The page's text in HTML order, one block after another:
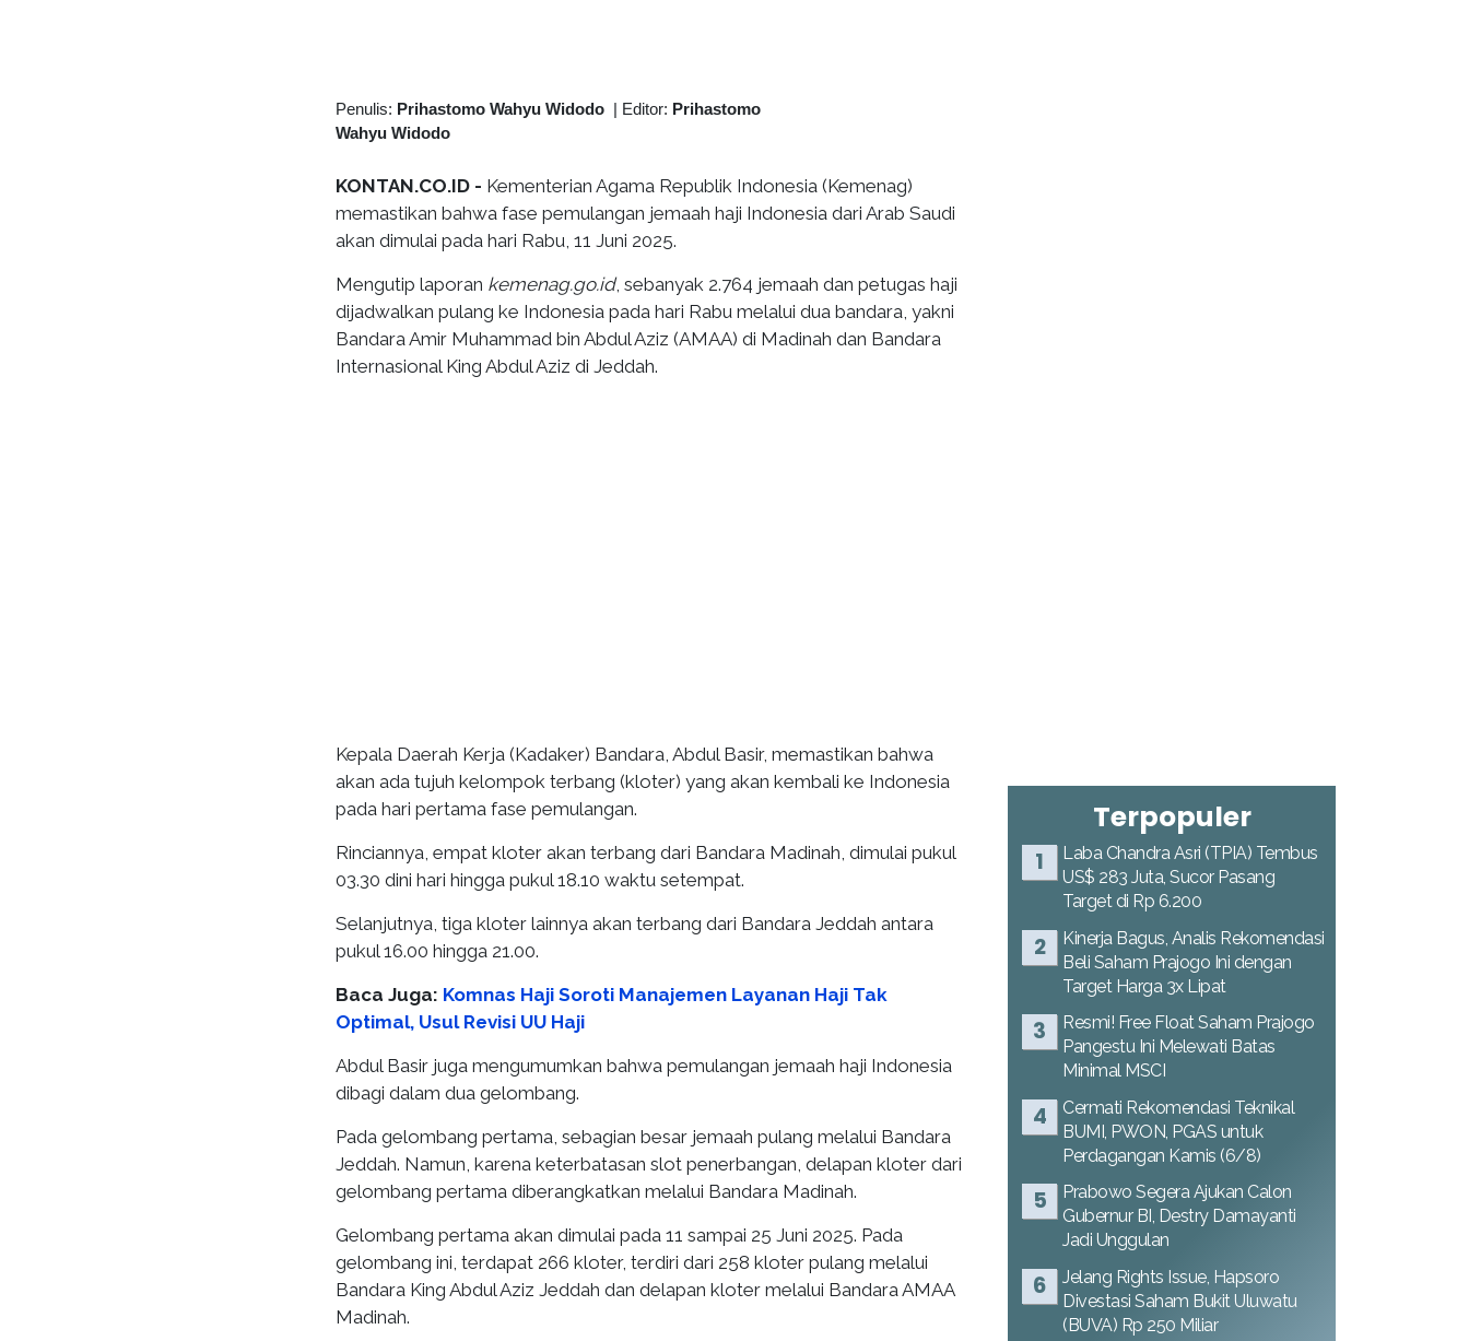
Penulis: Prihastomo Wahyu Widodo | Editor: Prihastomo
Wahyu Widodo
KONTAN.CO.ID - Kementerian Agama Republik Indonesia (Kemenag)
memastikan bahwa fase pemulangan jemaah haji Indonesia dari Arab Saudi
akan dimulai pada hari Rabu, 11 Juni 2025.
Mengutip laporan kemenag.go.id, sebanyak 2.764 jemaah dan petugas haji
dijadwalkan pulang ke Indonesia pada hari Rabu melalui dua bandara, yakni
Bandara Amir Muhammad bin Abdul Aziz (AMAA) di Madinah dan Bandara
Internasional King Abdul Aziz di Jeddah.
Kepala Daerah Kerja (Kadaker) Bandara, Abdul Basir, memastikan bahwa
akan ada tujuh kelompok terbang (kloter) yang akan kembali ke Indonesia
pada hari pertama fase pemulangan.
Rinciannya, empat kloter akan terbang dari Bandara Madinah, dimulai pukul
03.30 dini hari hingga pukul 18.10 waktu setempat.
Selanjutnya, tiga kloter lainnya akan terbang dari Bandara Jeddah antara
pukul 16.00 hingga 21.00.
Baca Juga: Komnas Haji Soroti Manajemen Layanan Haji Tak
Optimal, Usul Revisi UU Haji
Abdul Basir juga mengumumkan bahwa pemulangan jemaah haji Indonesia
dibagi dalam dua gelombang.
Pada gelombang pertama, sebagian besar jemaah pulang melalui Bandara
Jeddah. Namun, karena keterbatasan slot penerbangan, delapan kloter dari
gelombang pertama diberangkatkan melalui Bandara Madinah.
Gelombang pertama akan dimulai pada 11 sampai 25 Juni 2025. Pada
gelombang ini, terdapat 266 kloter, terdiri dari 258 kloter pulang melalui
Bandara King Abdul Aziz Jeddah dan delapan kloter melalui Bandara AMAA
Madinah.
Terpopuler
Laba Chandra Asri (TPIA) Tembus
US$ 283 Juta, Sucor Pasang
Target di Rp 6.200
Kinerja Bagus, Analis Rekomendasi
Beli Saham Prajogo Ini dengan
Target Harga 3x Lipat
Resmi! Free Float Saham Prajogo
Pangestu Ini Melewati Batas
Minimal MSCI
Cermati Rekomendasi Teknikal
BUMI, PWON, PGAS untuk
Perdagangan Kamis (6/8)
Prabowo Segera Ajukan Calon
Gubernur BI, Destry Damayanti
Jadi Unggulan
Jelang Rights Issue, Hapsoro
Divestasi Saham Bukit Uluwatu
(BUVA) Rp 250 Miliar